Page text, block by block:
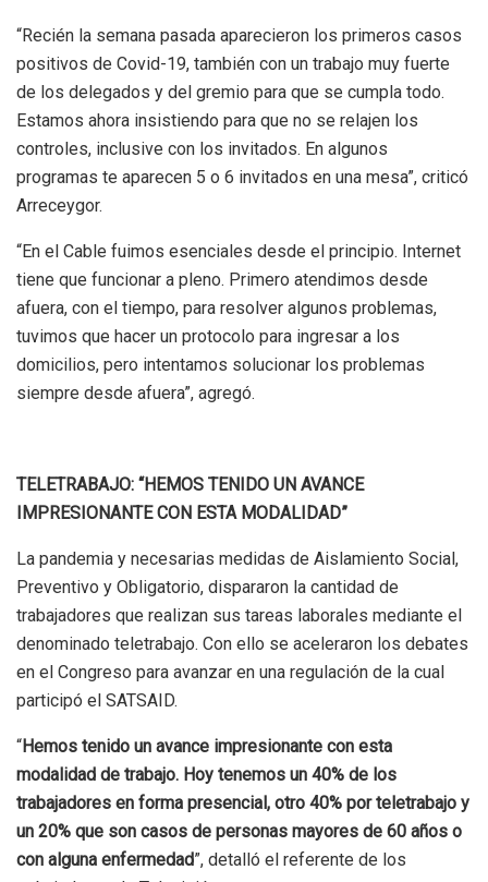
“Recién la semana pasada aparecieron los primeros casos
positivos de Covid-19, también con un trabajo muy fuerte
de los delegados y del gremio para que se cumpla todo.
Estamos ahora insistiendo para que no se relajen los
controles, inclusive con los invitados. En algunos
programas te aparecen 5 o 6 invitados en una mesa”, criticó
Arreceygor.
“En el Cable fuimos esenciales desde el principio. Internet
tiene que funcionar a pleno. Primero atendimos desde
afuera, con el tiempo, para resolver algunos problemas,
tuvimos que hacer un protocolo para ingresar a los
domicilios, pero intentamos solucionar los problemas
siempre desde afuera”, agregó.
TELETRABAJO: “HEMOS TENIDO UN AVANCE
IMPRESIONANTE CON ESTA MODALIDAD”
La pandemia y necesarias medidas de Aislamiento Social,
Preventivo y Obligatorio, dispararon la cantidad de
trabajadores que realizan sus tareas laborales mediante el
denominado teletrabajo. Con ello se aceleraron los debates
en el Congreso para avanzar en una regulación de la cual
participó el SATSAID.
“Hemos tenido un avance impresionante con esta
modalidad de trabajo. Hoy tenemos un 40% de los
trabajadores en forma presencial, otro 40% por teletrabajo y
un 20% que son casos de personas mayores de 60 años o
con alguna enfermedad”, detalló el referente de los